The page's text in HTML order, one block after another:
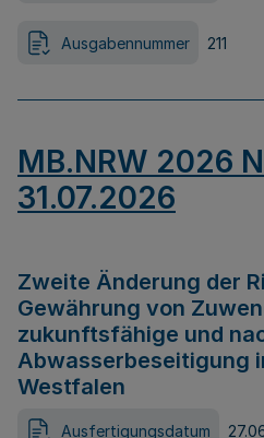
Ausgabennummer 211
MB.NRW 2026
31.07.2026
Zweite Änderung der
Gewährung von
zukunftsfähige und
Abwasserbeseitigung
Westfalen
Ausfertigungsdatum